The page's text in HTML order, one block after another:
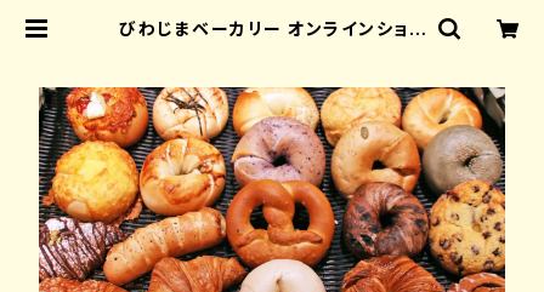
びわじまベーカリー オンラインショッ